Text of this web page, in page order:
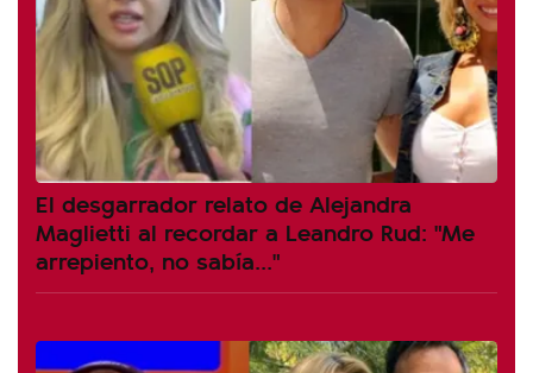
El desgarrador relato de Alejandra
Maglietti al recordar a Leandro Rud: "Me
arrepiento, no sabía..."